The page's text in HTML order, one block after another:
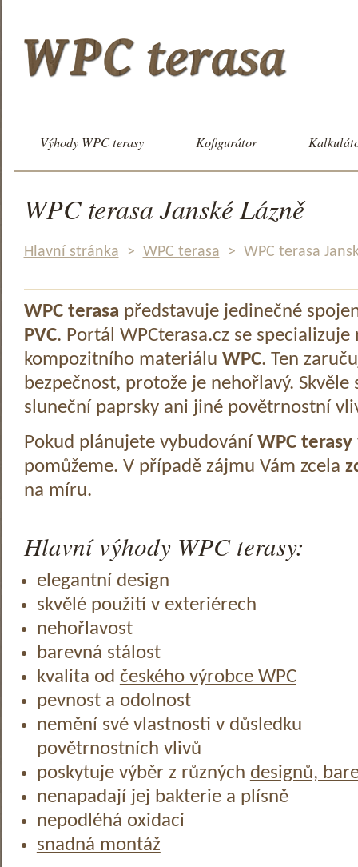
Výhody WPC terasy Kofigurátor
WPC terasa Janské Lázně
Hlavní stránka > WPC terasa > WPC terasa
WPC terasa představuje jedinečné
PVC. Portál WPCterasa.cz se specializuje
kompozitního materiálu WPC. Ten
bezpečnost, protože je nehořlavý.
sluneční paprsky ani jiné povětrnostní
Pokud plánujete vybudování WPC terasy
pomůžeme. V případě zájmu Vám zcela
na míru.
Hlavní výhody WPC terasy:
elegantní design
skvělé použití v exteriérech
nehořlavost
barevná stálost
kvalita od českého výrobce WPC
pevnost a odolnost
nemění své vlastnosti v důsledku
povětrnostních vlivů
poskytuje výběr z různých designů,
nenapadají jej bakterie a plísně
nepodléhá oxidaci
snadná montáž